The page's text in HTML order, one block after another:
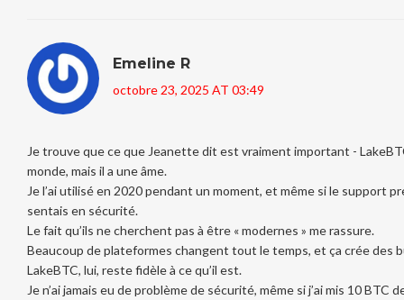
Emeline R
octobre 23, 2025 AT 03:49
Je trouve que ce que Jeanette dit est vraiment important -
monde, mais il a une âme.
Je l’ai utilisé en 2020 pendant un moment, et même si le support
sentais en sécurité.
Le fait qu’ils ne cherchent pas à être « modernes » me rassure.
Beaucoup de plateformes changent tout le temps, et ça crée des
LakeBTC, lui, reste fidèle à ce qu’il est.
Je n’ai jamais eu de problème de sécurité, même si j’ai mis 10 BTC